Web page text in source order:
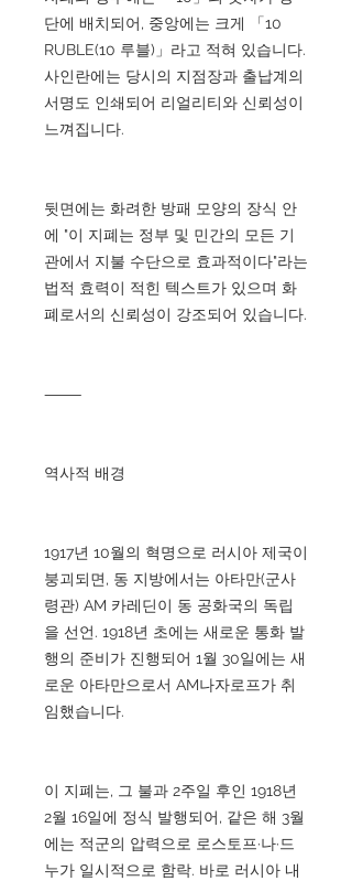
단에 배치되어, 중앙에는 크게 「10
RUBLE(10 루블)」라고 적혀 있습니다.
사인란에는 당시의 지점장과 출납계의
서명도 인쇄되어 리얼리티와 신뢰성이
느껴집니다.
뒷면에는 화려한 방패 모양의 장식 안
에 "이 지폐는 정부 및 민간의 모든 기
관에서 지불 수단으로 효과적이다"라는
법적 효력이 적힌 텍스트가 있으며 화
폐로서의 신뢰성이 강조되어 있습니다.
⸻
역사적 배경
1917년 10월의 혁명으로 러시아 제국이
붕괴되면, 동 지방에서는 아타만(군사
령관) AM 카레딘이 동 공화국의 독립
을 선언. 1918년 초에는 새로운 통화 발
행의 준비가 진행되어 1월 30일에는 새
로운 아타만으로서 AM나자로프가 취
임했습니다.
이 지폐는, 그 불과 2주일 후인 1918년
2월 16일에 정식 발행되어, 같은 해 3월
에는 적군의 압력으로 로스토프·나·드
누가 일시적으로 함락. 바로 러시아 내